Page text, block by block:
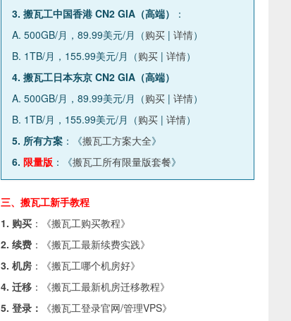
3. 搬瓦工中国香港 CN2 GIA（高端）
：
A. 500GB/月，89.99美元/月（购买 | 详情）
B. 1TB/月，155.99美元/月（购买 | 详情）
4. 搬瓦工日本东京 CN2 GIA（高端）
A. 500GB/月，89.99美元/月（购买 | 详情）
B. 1TB/月，155.99美元/月（购买 | 详情）
5. 所有方案 ：《搬瓦工方案大全》
6. 限量版 ：《搬瓦工所有限量版套餐》
三、搬瓦工新手教程
1. 购买 ：《搬瓦工购买教程》
2. 续费 ：《搬瓦工最新续费实践》
3. 机房 ：《搬瓦工哪个机房好》
4. 迁移 ：《搬瓦工最新机房迁移教程》
5. 登录：
《搬瓦工登录官网/管理VPS》